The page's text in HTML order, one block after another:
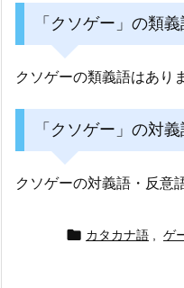
「クソゲー」の類
クソゲーの類義語はあり
「クソゲー」の対
クソゲーの対義語・反意
 カタカナ語 ゲ